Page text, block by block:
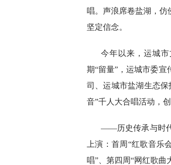
唱。声浪席卷盐湖，仿
坚定信念。
今年以来，运城
期“留量”，运城市委
司、运城市盐湖生态
音”千人大合唱活动，
——历史传承与时
上演：首周“红歌音乐
唱”、第四周“网红歌曲